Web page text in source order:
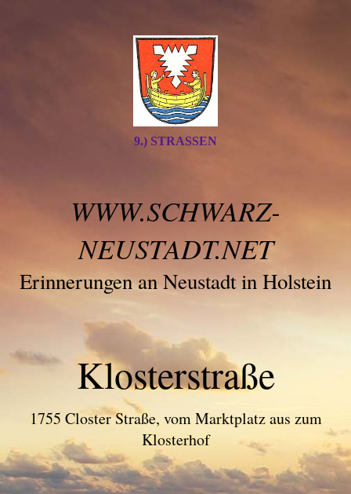
9.) STRASSEN
WWW.SCHWARZ-
NEUSTADT.NET
Erinnerungen an Neustadt in Holstein
Klosterstraße
1755 Closter Straße, vom Marktplatz aus zum
Klosterhof